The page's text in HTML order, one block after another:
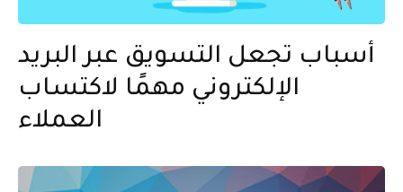
أسباب تجعل التسويق عبر البريد
الإلكتروني مهمًا لاكتساب
العملاء